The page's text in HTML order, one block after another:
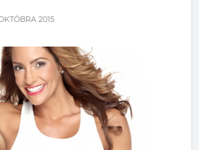
2015